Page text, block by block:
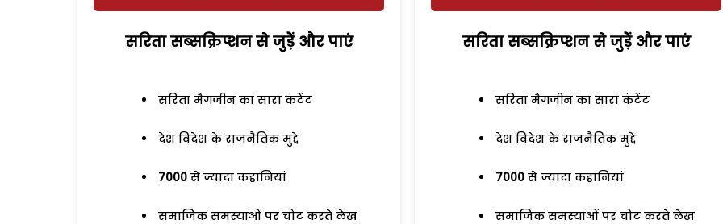
सरिता सब्सक्रिप्शन से जुड़ेें और पाएं
सरिता मैगजीन का सारा कंटेंट
देश विदेश के राजनैतिक मुद्दे
7000 से ज्यादा कहानियां
समाजिक समस्याओं पर चोट करते लेख
सरिता सब्सक्रिप्शन से जुड़ेें और पाएं
सरिता मैगजीन का सारा कंटेंट
देश विदेश के राजनैतिक मुद्दे
7000 से ज्यादा कहानियां
समाजिक समस्याओं पर चोट करते लेख